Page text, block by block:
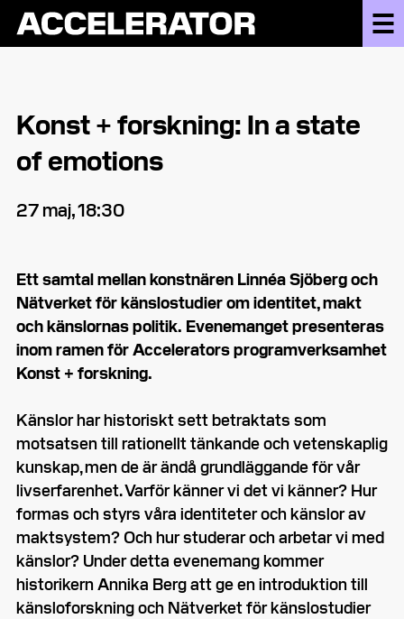
Konst + forskning: In a state
of emotions
27 maj, 18:30
Ett samtal mellan konstnären Linnéa Sjöberg och
Nätverket för känslostudier om identitet, makt
och känslornas politik. Evenemanget presenteras
inom ramen för Accelerators programverksamhet
Konst + forskning.
Känslor har historiskt sett betraktats som
motsatsen till rationellt tänkande och vetenskaplig
kunskap, men de är ändå grundläggande för vår
livserfarenhet. Varför känner vi det vi känner? Hur
formas och styrs våra identiteter och känslor av
maktsystem? Och hur studerar och arbetar vi med
känslor? Under detta evenemang kommer
historikern Annika Berg att ge en introduktion till
känsloforskning och Nätverket för känslostudier